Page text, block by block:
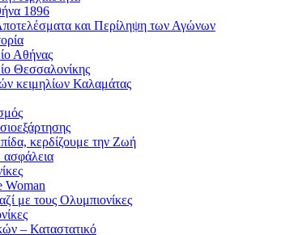
1896
και Περίληψη των Αγώνων
Αθήνας
Θεσσαλονίκης
κειμηλίων Καλαμάτας
κερδίζουμε την Ζωή
Woman
με τους Ολυμπιονίκες
– Καταστατικό